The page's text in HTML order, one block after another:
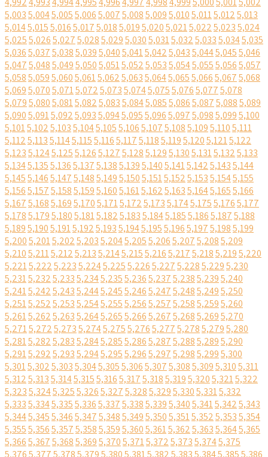
5,0035,0045,0055,0065,0075,0085,0095,0105,0115,0125,013
5,0145,0155,0165,0175,0185,0195,0205,0215,0225,0235,024
5,0255,0265,0275,0285,0295,0305,0315,0325,0335,0345,035
5,0365,0375,0385,0395,0405,0415,0425,0435,0445,0455,046
5,0475,0485,0495,0505,0515,0525,0535,0545,0555,0565,057
5,0585,0595,0605,0615,0625,0635,0645,0655,0665,0675,068
5,0695,0705,0715,0725,0735,0745,0755,0765,0775,078
5,0795,0805,0815,0825,0835,0845,0855,0865,0875,0885,089
5,0905,0915,0925,0935,0945,0955,0965,0975,0985,0995,100
5,1015,1025,1035,1045,1055,1065,1075,1085,1095,1105,111
5,1125,1135,1145,1155,1165,1175,1185,1195,1205,1215,122
5,1235,1245,1255,1265,1275,1285,1295,1305,1315,1325,133
5,1345,1355,1365,1375,1385,1395,1405,1415,1425,1435,144
5,1455,1465,1475,1485,1495,1505,1515,1525,1535,1545,155
5,1565,1575,1585,1595,1605,1615,1625,1635,1645,1655,166
5,1675,1685,1695,1705,1715,1725,1735,1745,1755,1765,177
5,1785,1795,1805,1815,1825,1835,1845,1855,1865,1875,188
5,1895,1905,1915,1925,1935,1945,1955,1965,1975,1985,199
5,2005,2015,2025,2035,2045,2055,2065,2075,2085,209
5,2105,2115,2125,2135,2145,2155,2165,2175,2185,2195,220
5,2215,2225,2235,2245,2255,2265,2275,2285,2295,230
5,2315,2325,2335,2345,2355,2365,2375,2385,2395,240
5,2415,2425,2435,2445,2455,2465,2475,2485,2495,250
5,2515,2525,2535,2545,2555,2565,2575,2585,2595,260
5,2615,2625,2635,2645,2655,2665,2675,2685,2695,270
5,2715,2725,2735,2745,2755,2765,2775,2785,2795,280
5,2815,2825,2835,2845,2855,2865,2875,2885,2895,290
5,2915,2925,2935,2945,2955,2965,2975,2985,2995,300
5,3015,3025,3035,3045,3055,3065,3075,3085,3095,3105,311
5,3125,3135,3145,3155,3165,3175,3185,3195,3205,3215,322
5,3235,3245,3255,3265,3275,3285,3295,3305,3315,332
5,3335,3345,3355,3365,3375,3385,3395,3405,3415,3425,343
5,3445,3455,3465,3475,3485,3495,3505,3515,3525,3535,354
5,3555,3565,3575,3585,3595,3605,3615,3625,3635,3645,365
5,3665,3675,3685,3695,3705,3715,3725,3735,3745,375